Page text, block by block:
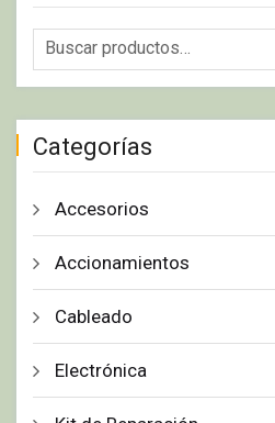
Categorías
Accesorios
Accionamientos
Cableado
Electrónica